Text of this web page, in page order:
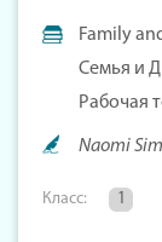
Family
Семья и
Рабочая
Naomi
Класс: 1